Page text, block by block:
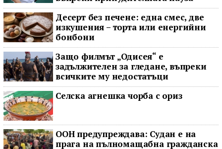
Десерт без печене: една смес, две
изкушения – торта или енергийни
бонбони
Защо филмът „Одисея“ е
задължителен за гледане, въпреки
всичките му недостатъци
Селска агнешка чорба с ориз
ООН предупреждава: Судан е на
прага на пълномащабна гражданска